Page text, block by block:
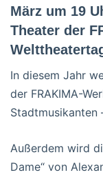
März um 19
Theater der
In diesem Jahr
der FRAKIMA-
Stadtmusikanten
Außerdem wird
Dame“ von